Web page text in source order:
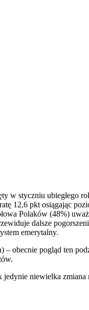
w styczniu ubiegłego
12,6 pkt osiągając
Polaków (48%)
dalsze
emerytalny.
obecnie pogląd ten
jedynie niewielka zmiana